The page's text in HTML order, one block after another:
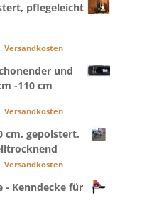
pflegeleicht
Versandkosten
und
-110 cm
Versandkosten
cm, gepolstert,
Versandkosten
- Kenndecke für